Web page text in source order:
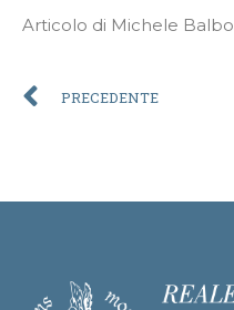
Articolo di Michele Balbo
PRECEDENTE